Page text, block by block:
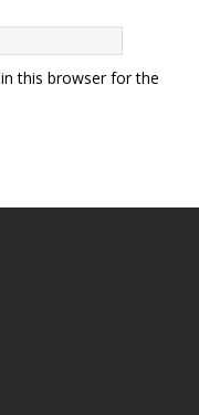
this browser for the